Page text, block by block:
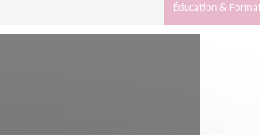
Éducation &